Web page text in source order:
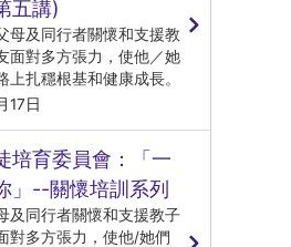
五講)
母及同行者關懷和支援教
面對多方張力，使他／她
上扎穩根基和健康成長。
17日
培育委員會：「一
」--關懷培訓系列
及同行者關懷和支援教子
對多方張力，使他/她們